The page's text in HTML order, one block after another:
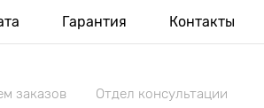
Гарантия Контакты
заказов Отдел консультации